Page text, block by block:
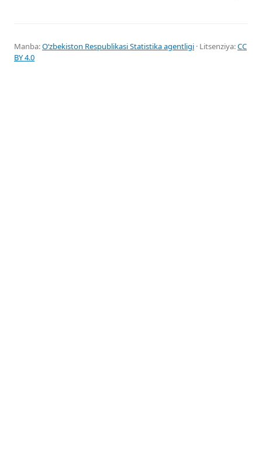
Manba:Oʻzbekiston Respublikasi Statistika agentligi · Litsenziya:CC
BY 4.0